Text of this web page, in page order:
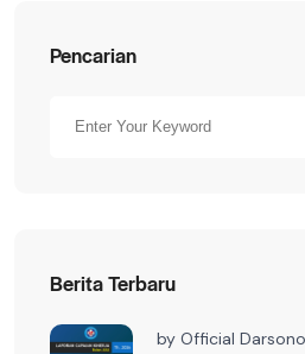
Pencarian
Berita Terbaru
by Official Darsono